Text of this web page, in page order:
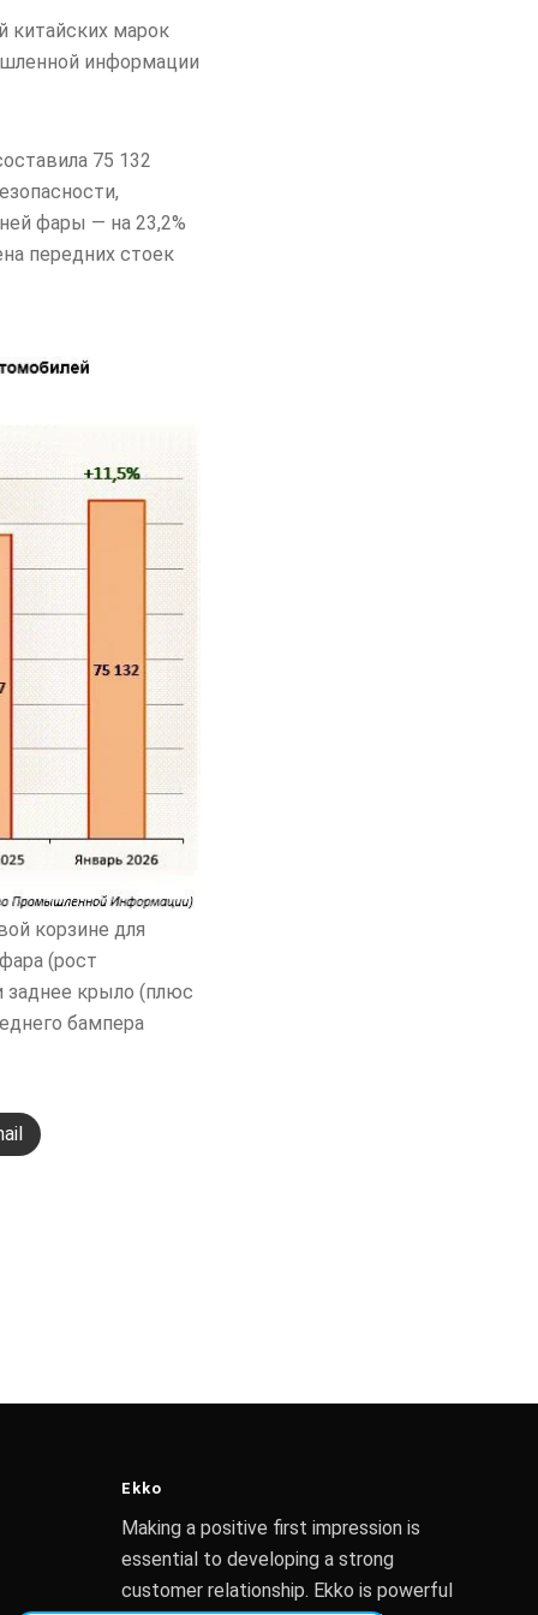
китайских марок
информации
75 132
фары — на 23,2%
передних стоек
корзине для
(рост
заднее крыло (плюс
бампера
Ekko
Making a positive first impression is
essential to developing a strong
customer relationship. Ekko is powerful